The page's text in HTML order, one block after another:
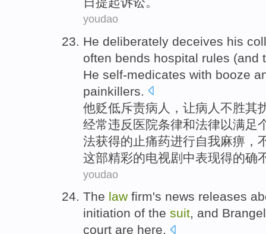
youdao
He deliberately deceives his
often bends hospital rules (and
He self-medicates with booze
painkillers
他贬低斥责病人，让病人不胜其
经常违反医院条律和法律以满足
法获得的 止痛药进行自我麻痹，
这部精彩的电视剧中表现得的确
youdao
The law firm's news releases
initiation of the suit, and
court are here.